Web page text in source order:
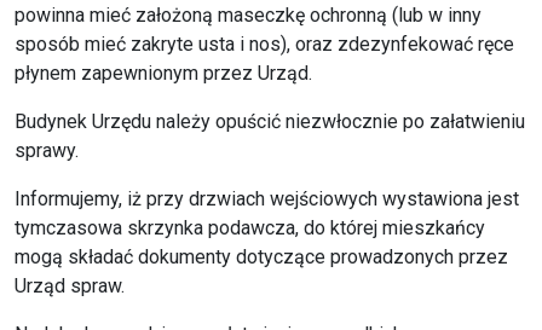
powinna mieć założoną maseczkę ochronną (lub w inny
sposób mieć zakryte usta i nos), oraz zdezynfekować ręce
płynem zapewnionym przez Urząd.
Budynek Urzędu należy opuścić niezwłocznie po załatwieniu
sprawy.
Informujemy, iż przy drzwiach wejściowych wystawiona jest
tymczasowa skrzynka podawcza, do której mieszkańcy
mogą składać dokumenty dotyczące prowadzonych przez
Urząd spraw.